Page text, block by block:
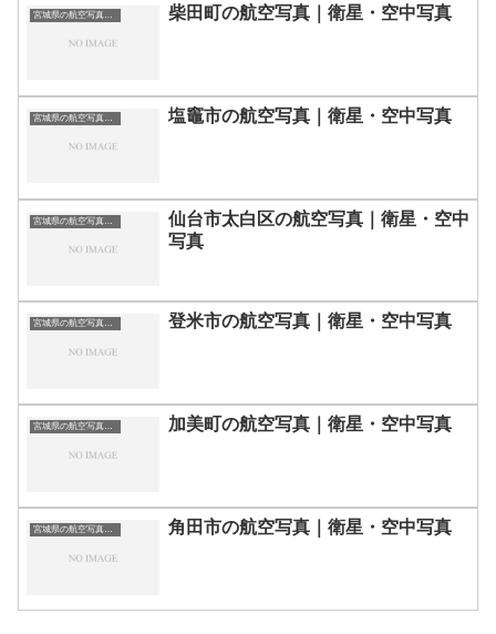
柴田町の航空写真｜衛星・空中写真
塩竈市の航空写真｜衛星・空中写真
仙台市太白区の航空写真｜衛星・空中
写真
宮城県の航空写真・空中写真 登米市の航空写真｜衛星・空中写真
宮城県の航空写真・空中写真 加美町の航空写真｜衛星・空中写真
宮城県の航空写真・空中写真 角田市の航空写真｜衛星・空中写真